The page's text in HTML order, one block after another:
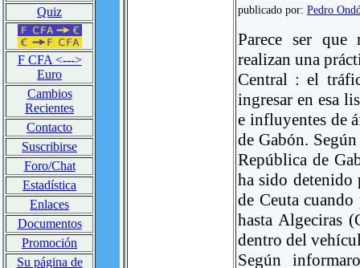
Quiz
F CFA <--->
Euro
Cambios
Recientes
Contacto
Suscribirse
Foro/Chat
Estadística
Enlaces
Documentos
Promoción
Su página de
publicado por: Pedro
Parece ser
realizan una
Central : el
ingresar en esa
e influyentes de
de Gabón.
República de
ha sido detenido
de Ceuta
hasta Algeciras
dentro del
Según